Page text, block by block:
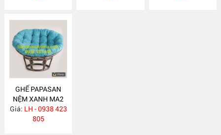
GHẾ PAPASAN
NỆM XANH MA2
Giá: LH - 0938 423
805